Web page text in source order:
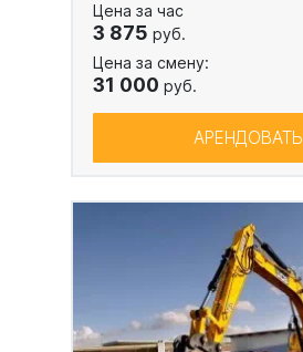
Цена за час
3 875 руб.
Цена за смену:
31 000 руб.
АРЕНДОВАТЬ